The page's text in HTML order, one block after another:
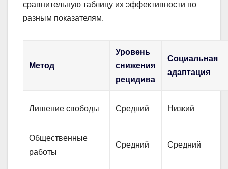
сравнительную таблицу их эффективности по
разным показателям.
Метод
Уровень
снижения
рецидива
Социальная
адаптация
Лишение свободы Средний Низкий
Общественные
работы
Средний Средний